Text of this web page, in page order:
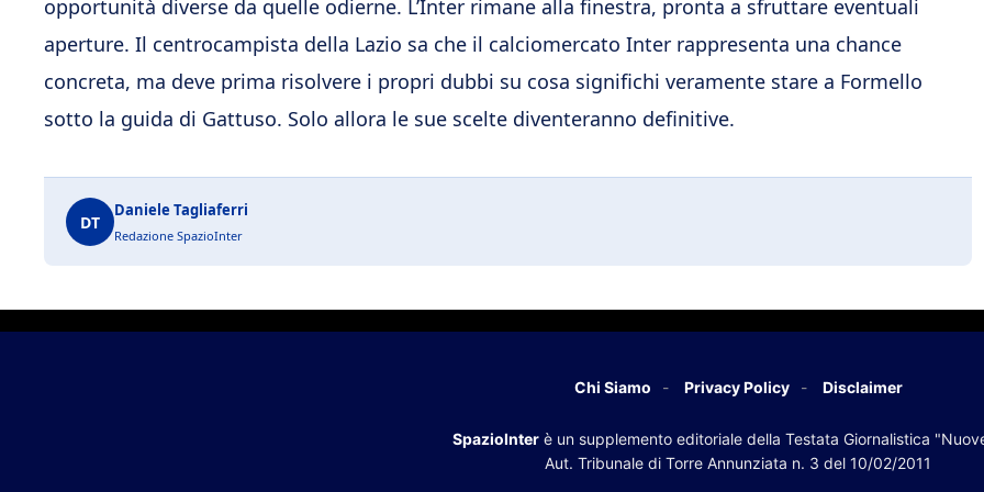
opportunità diverse da quelle odierne. L’Inter rimane alla finestra, pronta a sfruttare eventuali
aperture. Il centrocampista della Lazio sa che il calciomercato Inter rappresenta una chance
concreta, ma deve prima risolvere i propri dubbi su cosa significhi veramente stare a Formello
sotto la guida di Gattuso. Solo allora le sue scelte diventeranno definitive.
DT
Daniele Tagliaferri
Redazione SpazioInter
Chi Siamo Privacy Policy Disclaimer
SpazioInterè un supplemento editoriale della Testata Giornalistica
Aut. Tribunale di Torre Annunziata n. 3 del 10/02/2011